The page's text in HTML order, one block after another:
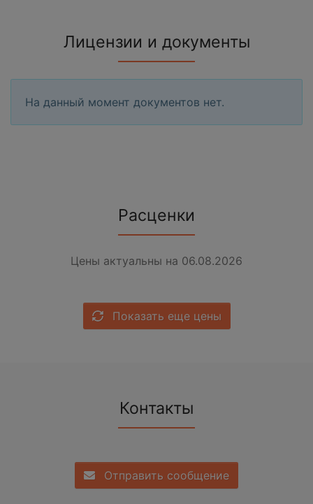
Лицензии и документы
На данный момент документов нет.
Расценки
Цены актуальны на 06.08.2026
Показать еще цены
Контакты
Отправить сообщение